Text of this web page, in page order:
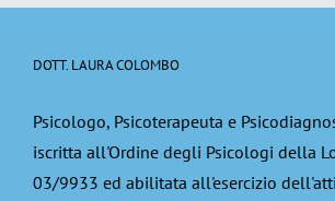
DOTT. LAURA COLOMBO
Psicologo, Psicoterapeuta e
iscritta all'Ordine degli Psicologi della
03/9933 ed abilitata all'esercizio